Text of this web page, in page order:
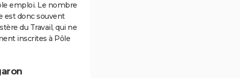
emploi. Le nombre
est donc souvent
du Travail, qui ne
inscrites à Pôle